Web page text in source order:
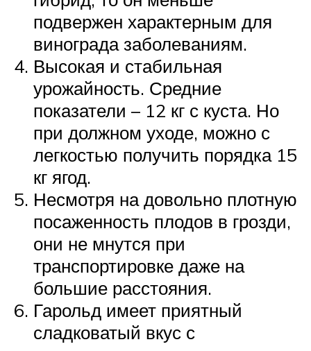
подвержен характерным для
винограда заболеваниям.
Высокая и стабильная
урожайность. Средние
показатели – 12 кг с куста. Но
при должном уходе, можно с
легкостью получить порядка 15
кг ягод.
Несмотря на довольно плотную
посаженность плодов в грозди,
они не мнутся при
транспортировке даже на
большие расстояния.
Гарольд имеет приятный
сладковатый вкус с